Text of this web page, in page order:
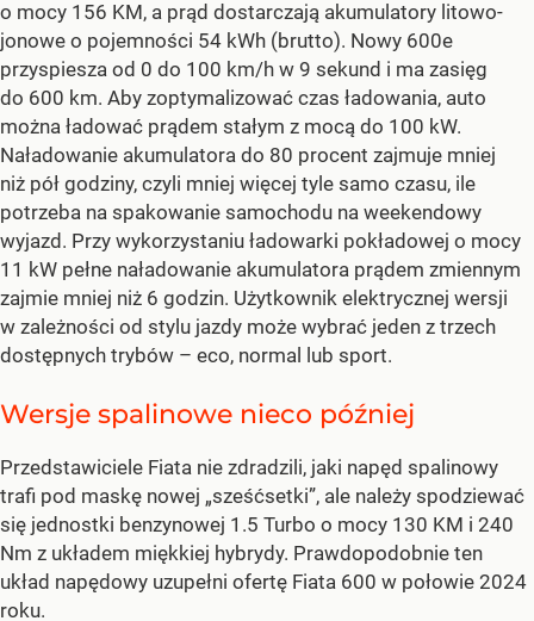
o mocy 156 KM, a prąd dostarczają akumulatory litowo-
jonowe o pojemności 54 kWh (brutto). Nowy 600e
przyspiesza od 0 do 100 km/h w 9 sekund i ma zasięg
do 600 km. Aby zoptymalizować czas ładowania, auto
można ładować prądem stałym z mocą do 100 kW.
Naładowanie akumulatora do 80 procent zajmuje mniej
niż pół godziny, czyli mniej więcej tyle samo czasu, ile
potrzeba na spakowanie samochodu na weekendowy
wyjazd. Przy wykorzystaniu ładowarki pokładowej o mocy
11 kW pełne naładowanie akumulatora prądem zmiennym
zajmie mniej niż 6 godzin. Użytkownik elektrycznej wersji
w zależności od stylu jazdy może wybrać jeden z trzech
dostępnych trybów – eco, normal lub sport.
Wersje spalinowe nieco później
Przedstawiciele Fiata nie zdradzili, jaki napęd spalinowy
trafi pod maskę nowej „sześćsetki”, ale należy spodziewać
się jednostki benzynowej 1.5 Turbo o mocy 130 KM i 240
Nm z układem miękkiej hybrydy. Prawdopodobnie ten
układ napędowy uzupełni ofertę Fiata 600 w połowie 2024
roku.